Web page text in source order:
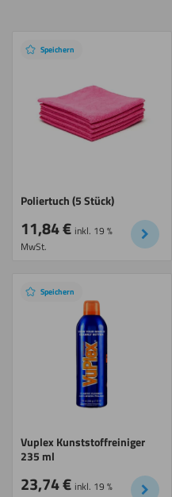
Polieren
Schweißen
Umdrehen
Wasserstrahl
Produkte
Speichern
Poliertuch (5 Stück)
11,84€ inkl. 19 %
MwSt.
Speichern
Vuplex Kunststoffreiniger
235 ml
23,74€ inkl. 19 %